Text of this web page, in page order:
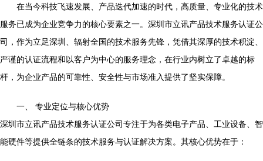
在当今科技飞速发展、产品迭代加速的时代，高质量、专业化的技术
服务已成为企业竞争力的核心要素之一。深圳市立讯产品技术服务认证公
司，作为立足深圳、辐射全国的技术服务先锋，凭借其深厚的技术积淀、
严谨的认证流程和以客户为中心的服务理念，在行业内树立了卓越的标
杆，为企业产品的可靠性、安全性与市场准入提供了坚实保障。
一、 专业定位与核心优势
深圳市立讯产品技术服务认证公司专注于为各类电子产品、工业设备、智
能硬件等提供全链条的技术服务与认证解决方案。其核心优势在于：